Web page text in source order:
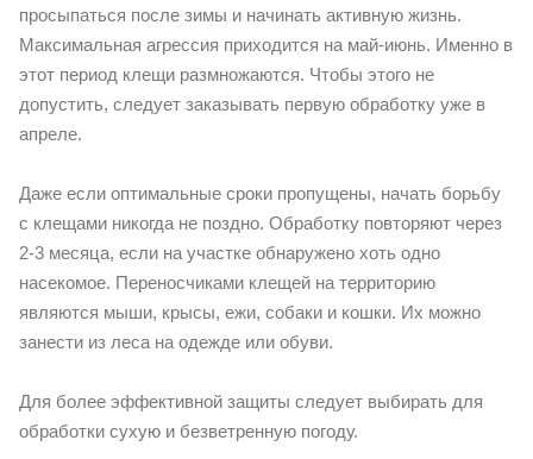
просыпаться после зимы и начинать активную жизнь.
Максимальная агрессия приходится на май-июнь. Именно в
этот период клещи размножаются. Чтобы этого не
допустить, следует заказывать первую обработку уже в
апреле.
Даже если оптимальные сроки пропущены, начать борьбу
с клещами никогда не поздно. Обработку повторяют через
2-3 месяца, если на участке обнаружено хоть одно
насекомое. Переносчиками клещей на территорию
являются мыши, крысы, ежи, собаки и кошки. Их можно
занести из леса на одежде или обуви.
Для более эффективной защиты следует выбирать для
обработки сухую и безветренную погоду.